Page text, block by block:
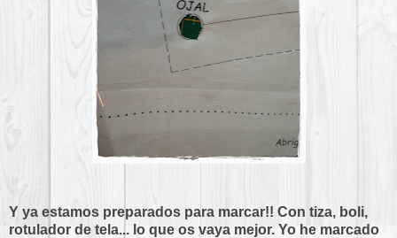
Y ya estamos preparados para marcar!! Con tiza, boli,
rotulador de tela... lo que os vaya mejor. Yo he marcado